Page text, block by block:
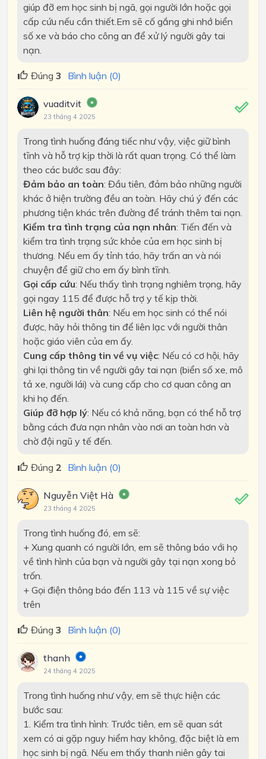
giúp đỡ em học sinh bị ngã, gọi người lớn hoặc gọi
cấp cứu nếu cần thiết.Em sẽ cố gắng ghi nhớ biển
số xe và báo cho công an để xử lý người gây tai
nạn.
Đúng 3 Bình luận (0)
vuaditvit
23 tháng 4 2025
Trong tình huống đáng tiếc như vậy, việc giữ bình
tĩnh và hỗ trợ kịp thời là rất quan trọng. Có thể làm
theo các bước sau đây:
Đảm bảo an toàn: Đầu tiên, đảm bảo những người
khác ở hiện trường đều an toàn. Hãy chú ý đến các
phương tiện khác trên đường để tránh thêm tai nạn.
Kiểm tra tình trạng của nạn nhân: Tiến đến và
kiểm tra tình trạng sức khỏe của em học sinh bị
thương. Nếu em ấy tỉnh táo, hãy trấn an và nói
chuyện để giữ cho em ấy bình tĩnh.
Gọi cấp cứu: Nếu thấy tình trạng nghiêm trọng, hãy
gọi ngay 115 để được hỗ trợ y tế kịp thời.
Liên hệ người thân: Nếu em học sinh có thể nói
được, hãy hỏi thông tin để liên lạc với người thân
hoặc giáo viên của em ấy.
Cung cấp thông tin về vụ việc: Nếu có cơ hội, hãy
ghi lại thông tin về người gây tai nạn (biển số xe, mô
tả xe, người lái) và cung cấp cho cơ quan công an
khi họ đến.
Giúp đỡ hợp lý: Nếu có khả năng, bạn có thể hỗ trợ
bằng cách đưa nạn nhân vào nơi an toàn hơn và
chờ đội ngũ y tế đến.
Đúng 2 Bình luận (0)
Nguyễn Việt Hà
23 tháng 4 2025
Trong tình huống đó, em sẽ:
+Xung quanh có người lớn, em sẽ thông báo với họ
về tình hình của bạn và người gây tại nạn xong bỏ
trốn.
+Gọi điện thông báo đến 113 và 1 15 về sự việc
trên
Đúng 3 Bình luận (0)
thanh
24 tháng 4 2025
Trong tình huống như vậy, em sẽ thực hiện các
bước sau:
1. Kiểm tra tình hình: Trước tiên, em sẽ quan sát
xem có ai gặp nguy hiểm hay không, đặc biệt là em
học sinh bị ngã. Nếu em thấy thanh niên gây tai